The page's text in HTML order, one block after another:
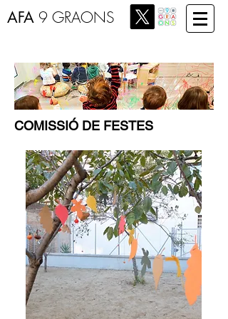
AFA 9 GRAONS
COMISSIÓ DE FESTES